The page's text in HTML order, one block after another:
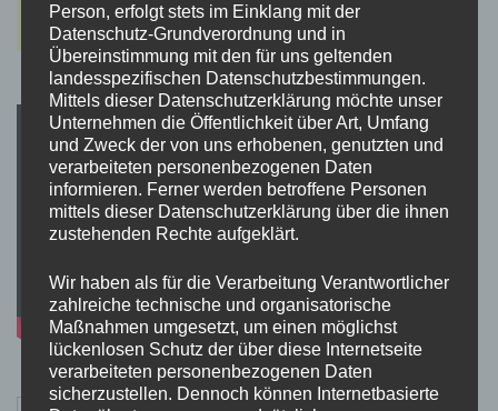
Person, erfolgt stets im Einklang mit der
Datenschutz-Grundverordnung und in
Übereinstimmung mit den für uns geltenden
landesspezifischen Datenschutzbestimmungen.
Mittels dieser Datenschutzerklärung möchte unser
Unternehmen die Öffentlichkeit über Art, Umfang
und Zweck der von uns erhobenen, genutzten und
verarbeiteten personenbezogenen Daten
informieren. Ferner werden betroffene Personen
mittels dieser Datenschutzerklärung über die ihnen
zustehenden Rechte aufgeklärt.
Wir haben als für die Verarbeitung Verantwortlicher
zahlreiche technische und organisatorische
Maßnahmen umgesetzt, um einen möglichst
lückenlosen Schutz der über diese Internetseite
verarbeiteten personenbezogenen Daten
sicherzustellen. Dennoch können Internetbasierte